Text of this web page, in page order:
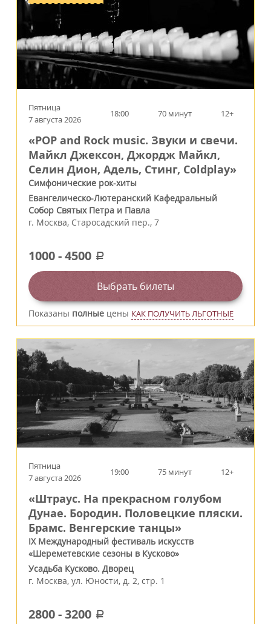
Пятница
7 августа 2026
18:00 70 минут 12+
«POP and Rock music. Звуки и свечи.
Майкл Джексон, Джордж Майкл,
Селин Дион, Адель, Стинг, Coldplay»
Симфонические рок-хиты
Евангелическо-Лютеранский Кафедральный
Собор Святых Петра и Павла
г. Москва, Старосадский пер., 7
1000-4500 a
Выбрать билеты
Показаны полные цены КАК ПОЛУЧИТЬ ЛЬГОТНЫЕ
Пятница
7 августа 2026
19:00 75 минут 12+
«Штраус. На прекрасном голубом
Дунае. Бородин. Половецкие пляски.
Брамс. Венгерские танцы»
IX Международный фестиваль искусств
«Шереметевские сезоны в Кусково»
Усадьба Кусково. Дворец
г. Москва, ул. Юности, д. 2, стр. 1
2800-3200 a